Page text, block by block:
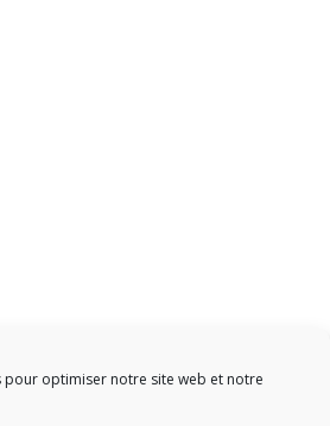
pour optimiser notre site web et notre